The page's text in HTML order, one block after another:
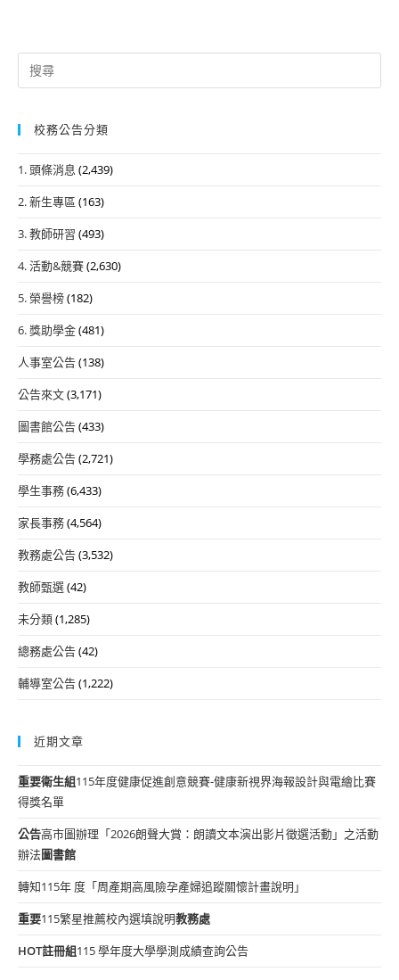
Search
for:
校務公告分類
1. 頭條消息 (2,439)
2. 新生專區 (163)
3. 教師研習 (493)
4. 活動&競賽(2,630)
5. 榮譽榜(182)
6. 獎助學金(481)
人事室公告(138)
公告來文(3,171)
圖書館公告(433)
學務處公告(2,721)
學生事務(6,433)
家長事務(4,564)
教務處公告(3,532)
教師甄選(42)
未分類(1,285)
總務處公告(42)
輔導室公告(1,222)
近期文章
重要衛生組115年度健康促進創意競賽-健康新視界海報設計與電繪比賽
得獎名單
公告高市圖辦理「2026朗聲大賞：朗讀文本演出影片徵選活動」之活動
辦法圖書館
轉知115年 度「周產期高風險孕產婦追蹤關懷計畫說明」
重要115繁星推薦校內選填說明教務處
HOT註冊組115 學年度大學學測成績查詢公告